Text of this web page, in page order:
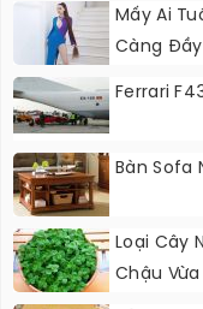
Mấy Ai
Càng Đầy
Ferrari
Bàn Sofa
Loại Cây
Chậu Vừa